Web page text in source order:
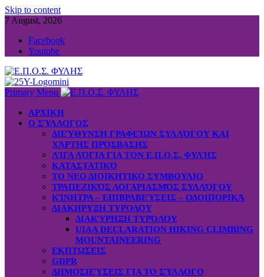
Skip to content
7 August, 2026
Facebook
Youtube
Primary Menu
ΑΡΧΙΚΗ
Ο ΣΎΛΛΟΓΟΣ
ΔΙΕΎΘΥΝΣΗ ΓΡΑΦΕΊΩΝ ΣΥΛΛΌΓΟΥ ΚΑΙ
ΧΆΡΤΗΣ ΠΡΌΣΒΑΣΗΣ
ΛΊΓΑ ΛΌΓΙΑ ΓΙΑ ΤΟΝ Ε.Π.Ο.Σ. ΦΥΛΉΣ
ΚΑΤΑΣΤΑΤΙΚΌ
ΤΟ ΝΕΟ ΔΙΟΙΚΗΤΙΚΟ ΣΥΜΒΟΥΛΙΟ
ΤΡΑΠΕΖΙΚΌΣ ΛΟΓΑΡΙΑΣΜΌΣ ΣΥΛΛΌΓΟΥ
ΚΊΝΗΤΡΑ – ΕΠΙΒΡΑΒΕΎΣΕΙΣ – ΟΔΟΙΠΟΡΙΚΆ
ΔΙΑΚΗΡΥΞΗ ΤΥΡΟΛΟΥ
ΔΙΑΚΎΡΗΞΗ ΤΥΡΌΛΟΥ
UIAA DECLARATION HIKING CLIMBING
MOUNTAINEERING
ΕΚΠΤΩΣΕΙΣ
GDPR
ΔΗΜΟΣΙΕΎΣΕΙΣ ΓΙΑ ΤΟ ΣΎΛΛΟΓΟ